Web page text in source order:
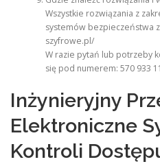
Wszystkie rozwiązania z
systemów bezpieczeństwa
szyfrowe.pl/
W razie pytań lub potrzeby
się pod numerem: 570 933
Inżynieryjny
Elektroniczne
Kontroli